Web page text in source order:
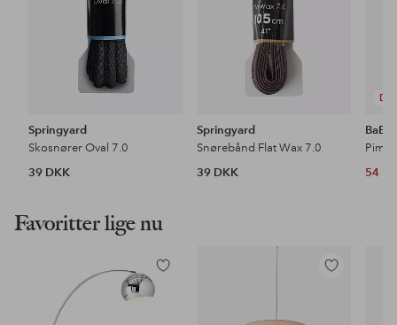
Springyard
Skosnører Oval 7.0
39 DKK
Springyard
Snørebånd Flat Wax 7.0
39 DKK
54
Favoritter lige nu
Tilføj
til
Tilføj